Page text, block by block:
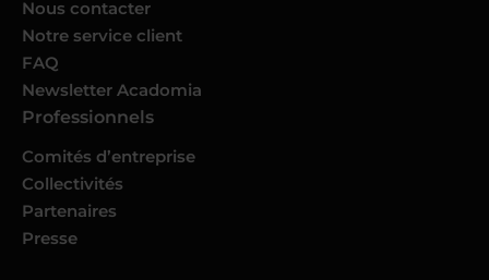
Nous contacter
Notre service client
FAQ
Newsletter Acadomia
Professionnels
Comités d’entreprise
Collectivités
Partenaires
Presse